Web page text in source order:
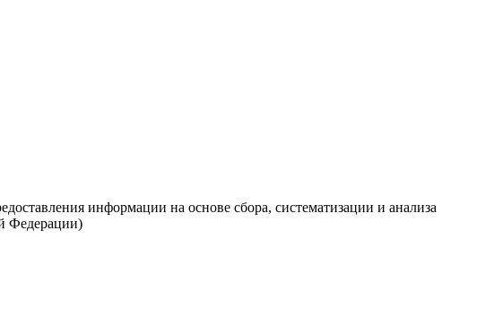
информации на основе сбора, систематизации и анализа
Федерации)